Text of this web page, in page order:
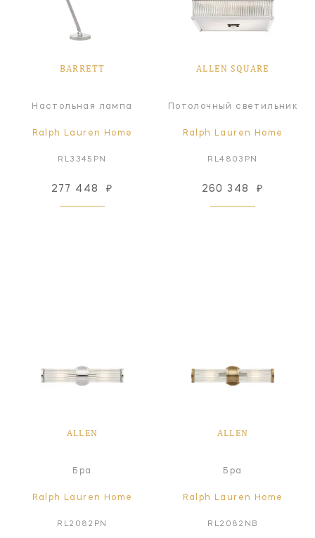
BARRETT
Настольная лампа
Ralph Lauren Home
RL3345PN
277 448 ₽
ALLEN SQUARE
Потолочный светильник
Ralph Lauren Home
RL4803PN
260 348 ₽
ALLEN
Бра
Ralph Lauren Home
RL2082PN
ALLEN
Бра
Ralph Lauren Home
RL2082NB